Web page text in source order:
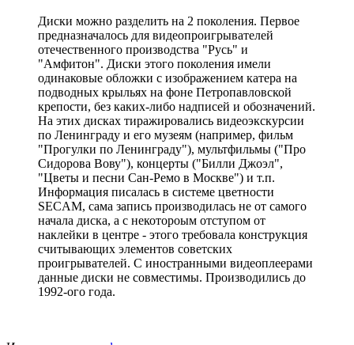
Диски можно разделить на 2 поколения. Первое
предназначалось для видеопроигрывателей
отечественного производства "Русь" и
"Амфитон". Диски этого поколения имели
одинаковые обложки с изображением катера на
подводных крыльях на фоне Петропавловской
крепости, без каких-либо надписей и обозначений.
На этих дисках тиражировались видеоэкскурсии
по Ленинграду и его музеям (например, фильм
"Прогулки по Ленинграду"), мультфильмы ("Про
Сидорова Вову"), концерты ("Билли Джоэл",
"Цветы и песни Сан-Ремо в Москве") и т.п.
Информация писалась в системе цветности
SECAM, сама запись производилась не от самого
начала диска, а с некотороым отступом от
наклейки в центре - этого требовала конструкция
считывающих элементов советских
проигрывателей. С иностранными видеоплеерами
данные диски не совместимы. Производились до
1992-ого года.